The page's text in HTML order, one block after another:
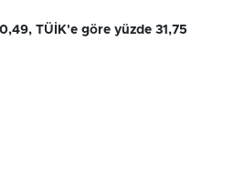
TÜİK'e göre yüzde 31,75